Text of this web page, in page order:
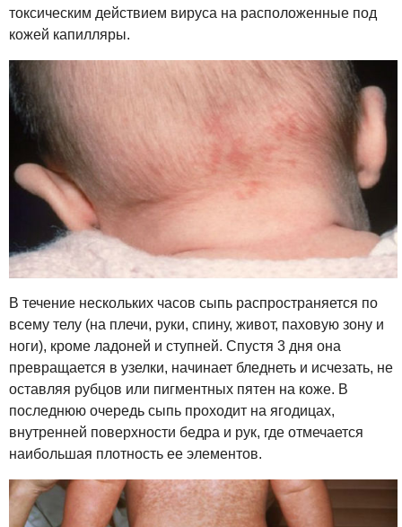
токсическим действием вируса на расположенные под
кожей капилляры.
В течение нескольких часов сыпь распространяется по
всему телу (на плечи, руки, спину, живот, паховую зону и
ноги), кроме ладоней и ступней. Спустя 3 дня она
превращается в узелки, начинает бледнеть и исчезать, не
оставляя рубцов или пигментных пятен на коже. В
последнюю очередь сыпь проходит на ягодицах,
внутренней поверхности бедра и рук, где отмечается
наибольшая плотность ее элементов.